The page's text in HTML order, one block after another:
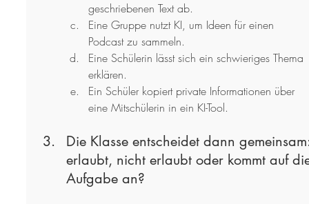
geschriebenen Text ab.
Eine Gruppe nutzt KI, um Ideen für einen
Podcast zu sammeln.
Eine Schülerin lässt sich ein schwieriges Thema
erklären.
Ein Schüler kopiert private Informationen über
eine Mitschülerin in ein KI-Tool.
Die Klasse entscheidet dann
erlaubt, nicht erlaubt oder kommt auf
Aufgabe an?